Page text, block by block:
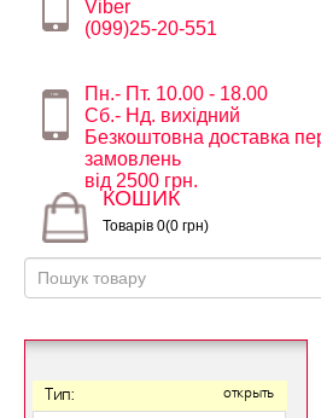
Viber
(099)25-20-551
Пн.- Пт. 10.00 - 18.00
Сб.- Нд. вихідний
Безкоштовна доставка
замовлень
від 2500 грн.
КОШИК
Товарів 0(0 грн)
Тип: открыть